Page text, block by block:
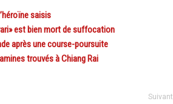
saisis
est bien mort de suffocation
après une course-poursuite
trouvés à Chiang Rai
Suivant